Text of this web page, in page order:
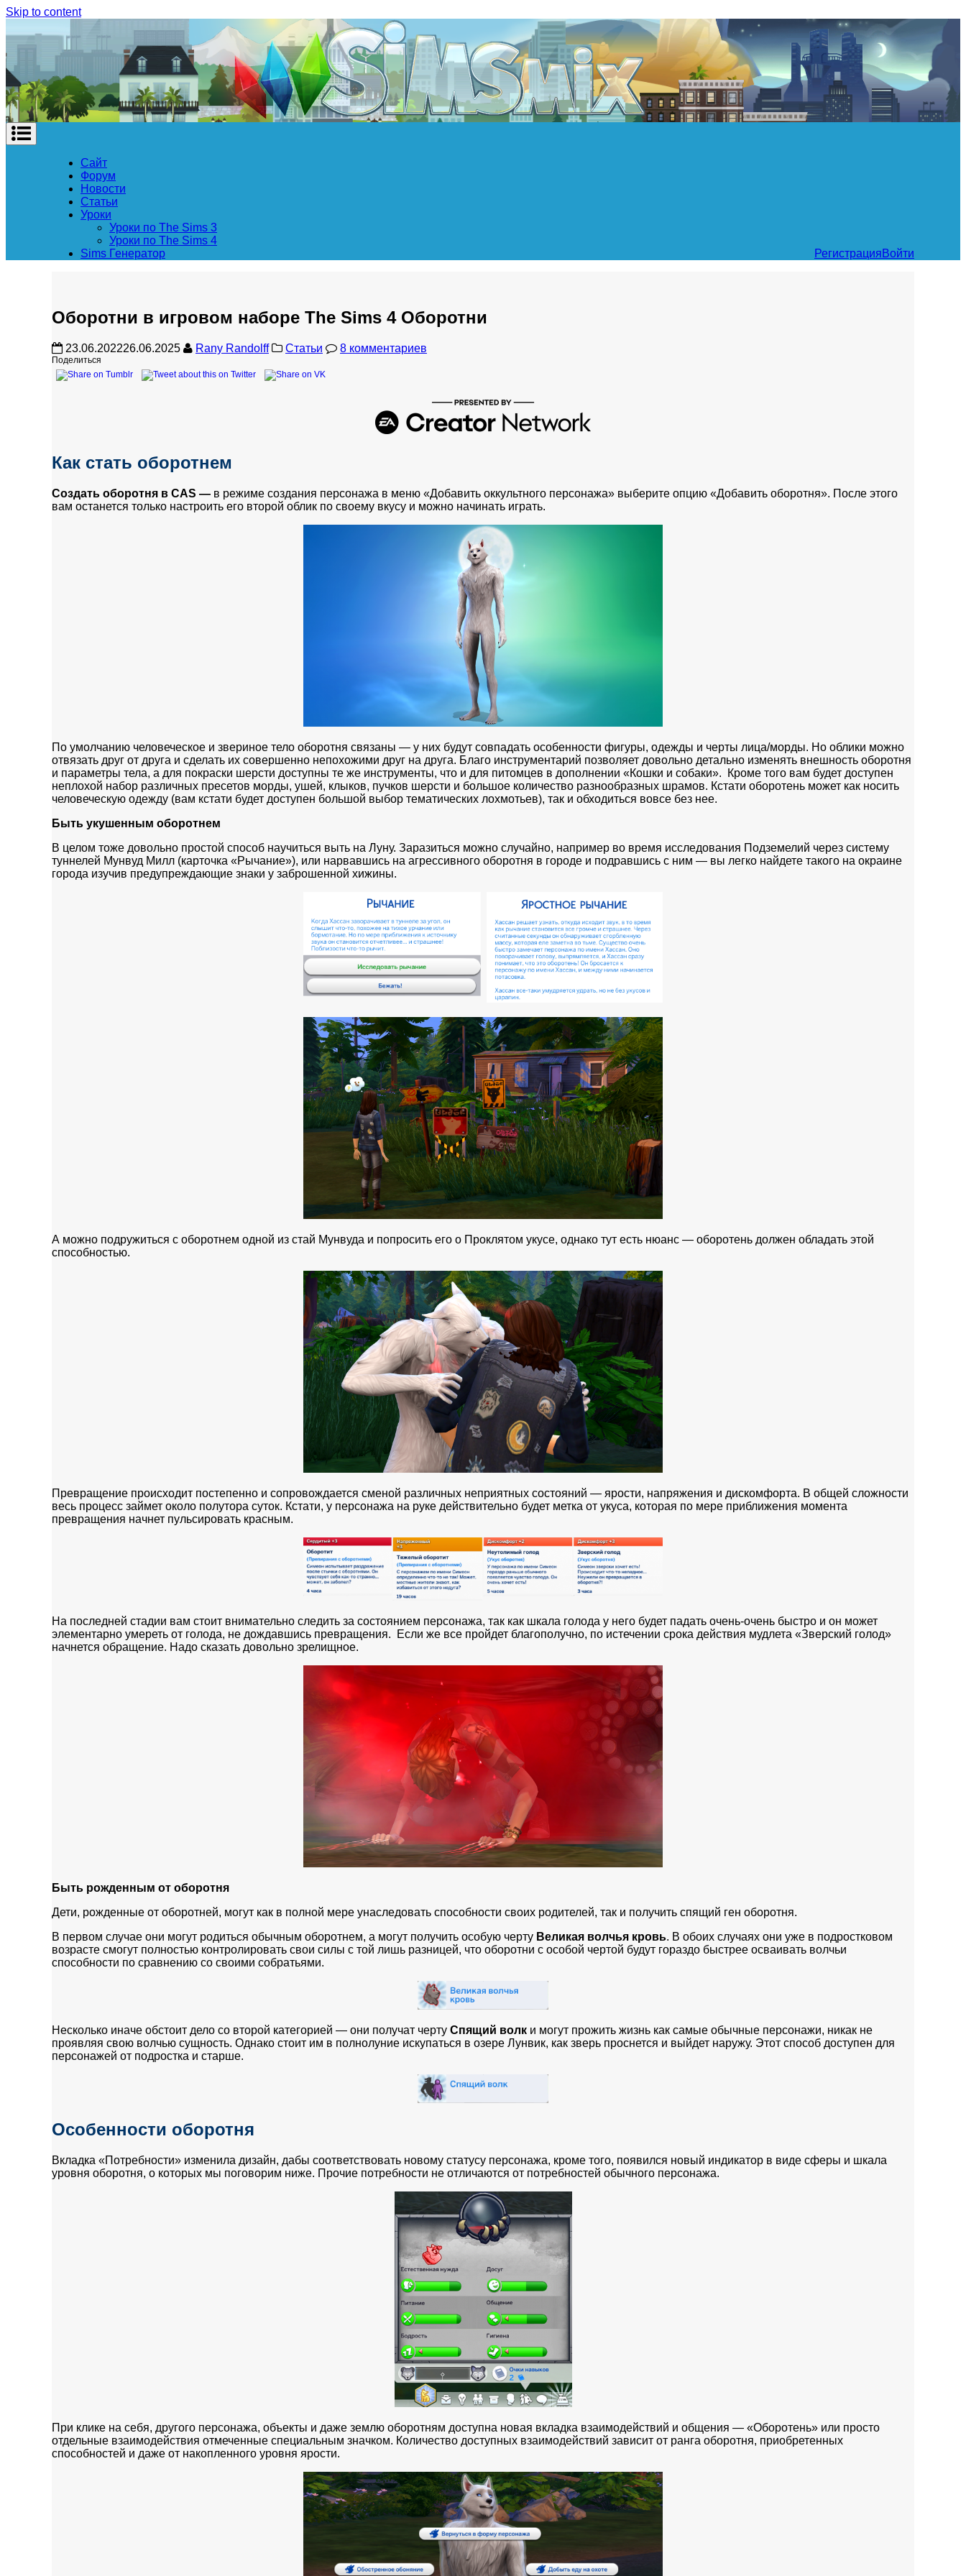
Skip to content
Сайт
Форум
Новости
Статьи
Уроки
Уроки по The Sims 3
Уроки по The Sims 4
Войти
Регистрация
Sims Генератор
Оборотни в игровом наборе The Sims 4 Оборотни
23.06.202226.06.2025 Rany Randolff Статьи 8 комментариев
Поделиться
Как стать оборотнем
Создать оборотня в CAS — в режиме создания персонажа в меню «Добавить оккультного персонажа» выберите опцию «Добавить оборотня». После этого
вам останется только настроить его второй облик по своему вкусу и можно начинать играть.
По умолчанию человеческое и звериное тело оборотня связаны — у них будут совпадать особенности фигуры, одежды и черты лица/морды. Но облики можно
отвязать друг от друга и сделать их совершенно непохожими друг на друга. Благо инструментарий позволяет довольно детально изменять внешность оборотня
и параметры тела, а для покраски шерсти доступны те же инструменты, что и для питомцев в дополнении «Кошки и собаки». Кроме того вам будет доступен
неплохой набор различных пресетов морды, ушей, клыков, пучков шерсти и большое количество разнообразных шрамов. Кстати оборотень может как носить
человеческую одежду (вам кстати будет доступен большой выбор тематических лохмотьев), так и обходиться вовсе без нее.
Быть укушенным оборотнем
В целом тоже довольно простой способ научиться выть на Луну. Заразиться можно случайно, например во время исследования Подземелий через систему
туннелей Мунвуд Милл (карточка «Рычание»), или нарвавшись на агрессивного оборотня в городе и подравшись с ним — вы легко найдете такого на окраине
города изучив предупреждающие знаки у заброшенной хижины.
А можно подружиться с оборотнем одной из стай Мунвуда и попросить его о Проклятом укусе, однако тут есть нюанс — оборотень должен обладать этой
способностью.
Превращение происходит постепенно и сопровождается сменой различных неприятных состояний — ярости, напряжения и дискомфорта. В общей сложности
весь процесс займет около полутора суток. Кстати, у персонажа на руке действительно будет метка от укуса, которая по мере приближения момента
превращения начнет пульсировать красным.
На последней стадии вам стоит внимательно следить за состоянием персонажа, так как шкала голода у него будет падать очень-очень быстро и он может
элементарно умереть от голода, не дождавшись превращения. Если же все пройдет благополучно, по истечении срока действия мудлета «Зверский голод»
начнется обращение. Надо сказать довольно зрелищное.
Быть рожденным от оборотня
Дети, рожденные от оборотней, могут как в полной мере унаследовать способности своих родителей, так и получить спящий ген оборотня.
В первом случае они могут родиться обычным оборотнем, а могут получить особую черту Великая волчья кровь. В обоих случаях они уже в подростковом
возрасте смогут полностью контролировать свои силы с той лишь разницей, что оборотни с особой чертой будут гораздо быстрее осваивать волчьи
способности по сравнению со своими собратьями.
Несколько иначе обстоит дело со второй категорией — они получат черту Спящий волк и могут прожить жизнь как самые обычные персонажи, никак не
проявляя свою волчью сущность. Однако стоит им в полнолуние искупаться в озере Лунвик, как зверь проснется и выйдет наружу. Этот способ доступен для
персонажей от подростка и старше.
Особенности оборотня
Вкладка «Потребности» изменила дизайн, дабы соответствовать новому статусу персонажа, кроме того, появился новый индикатор в виде сферы и шкала
уровня оборотня, о которых мы поговорим ниже. Прочие потребности не отличаются от потребностей обычного персонажа.
При клике на себя, другого персонажа, объекты и даже землю оборотням доступна новая вкладка взаимодействий и общения — «Оборотень» или просто
отдельные взаимодействия отмеченные специальным значком. Количество доступных взаимодействий зависит от ранга оборотня, приобретенных
способностей и даже от накопленного уровня ярости.